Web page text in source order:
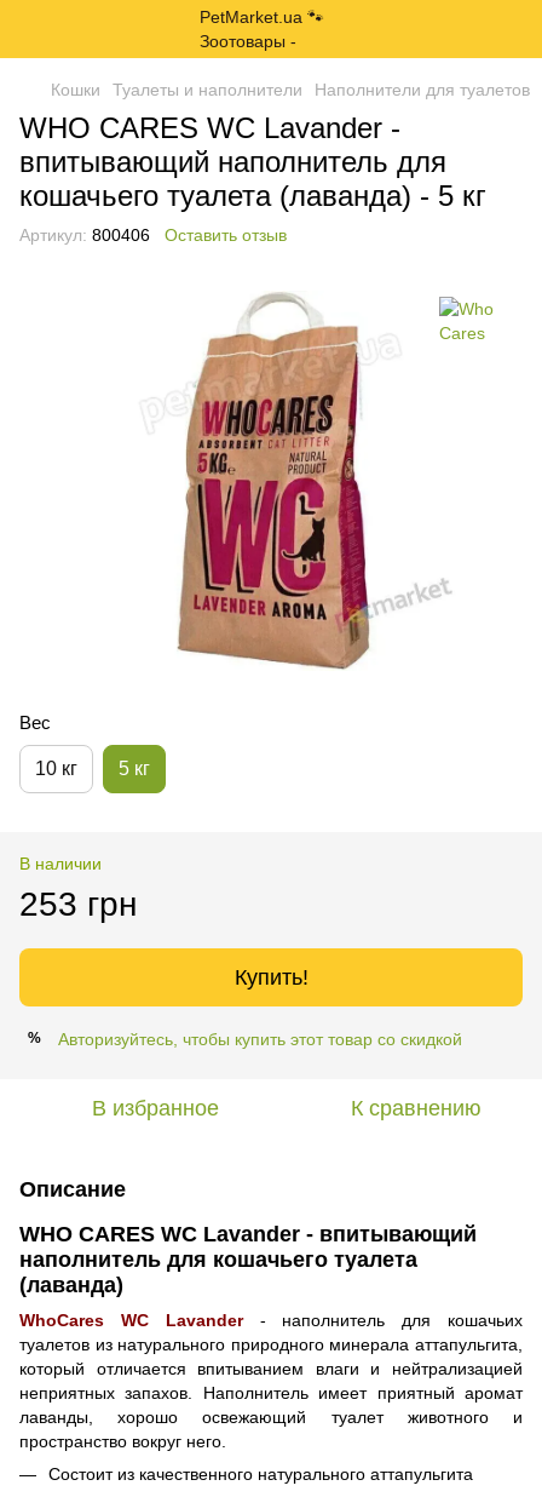
Кошки Туалеты и наполнители Наполнители для туалетов
WHO CARES WC Lavander -
впитывающий наполнитель для
кошачьего туалета (лаванда) - 5 кг
Артикул: 800406 Оставить отзыв
Вес
10 кг 5 кг
В наличии
253 грн
Купить!
% Авторизуйтесь, чтобы купить этот товар со скидкой
В избранное К сравнению
Описание
WHO CARES WC Lavander - впитывающий
наполнитель для кошачьего туалета
(лаванда)
WhoCares WC Lavander- наполнитель для кошачьих
туалетов из натурального природного минерала аттапульгита,
который отличается впитыванием влаги и нейтрализацией
неприятных запахов. Наполнитель имеет приятный аромат
лаванды, хорошо освежающий туалет животного и
пространство вокруг него.
Состоит из качественного натурального аттапульгита